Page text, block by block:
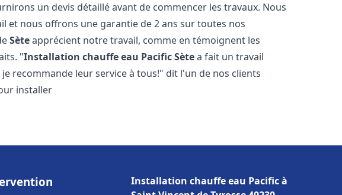
un devis détaillé avant de commencer les travaux. Nous
et nous offrons une garantie de 2 ans sur toutes nos
Sèteapprécient notre travail, comme en témoignent les
"Installation chauffe eau PacificSètea fait un travail
recommande leur service à tous!" dit l'un de nos clients
installer
Installation chauffe eau Pacific à